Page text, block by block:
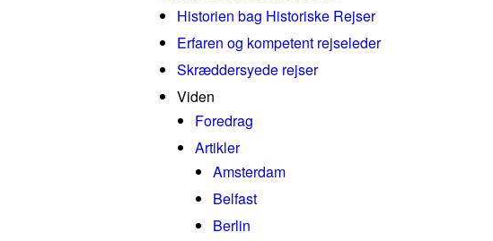
Historien bag Historiske Rejser
Erfaren og kompetent rejseleder
Skræddersyede rejser
Viden
Foredrag
Artikler
Amsterdam
Belfast
Berlin